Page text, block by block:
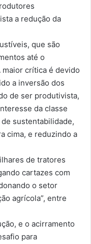
a redução da
que são
até o
crítica é devido
a inversão dos
de ser produtivista,
da classe
sustentabilidade,
cima, e reduzindo a
de tratores
cartazes com
o setor
agrícola”, entre
e o acirramento
para